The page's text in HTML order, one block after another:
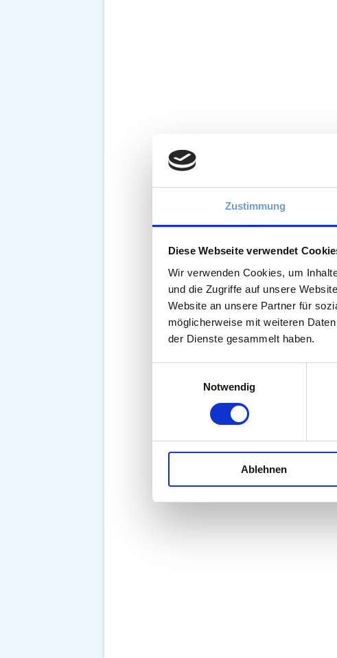
Zustimmung
Diese Webseite verwendet
Wir verwenden Cookies, um
und die Zugriffe auf unsere
Website an unsere Partner für
möglicherweise mit weiteren
der Dienste gesammelt haben.
Notwendig
Ablehnen